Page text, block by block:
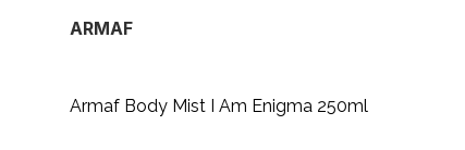
ARMAF
Armaf Body Mist I Am Enigma 250ml